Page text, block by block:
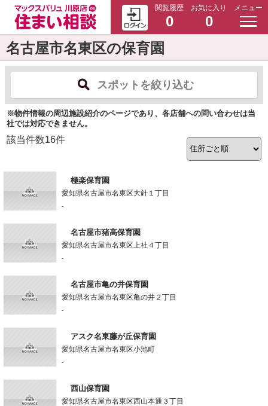
閲覧履歴
0
お気に入り
0
メニュー
名古屋市名東区の保育園
スポットを絞り込む
※物件情報の周辺施設紹介のページであり、各店舗への問い合わせは当
社では対応できません。
該当件数16件
極楽保育園
愛知県名古屋市名東区大針１丁目
-
名古屋市猪高保育園
愛知県名古屋市名東区上社４丁目
-
名古屋市亀の井保育園
愛知県名古屋市名東区亀の井２丁目
-
アスク名東藤が丘保育園
愛知県名古屋市名東区小池町
-
西山保育園
愛知県名古屋市名東区西山本通３丁目